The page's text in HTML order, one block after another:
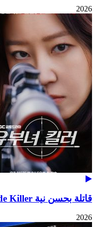
2026
قاتلة بحسن نية A Bona Fide Killer
2026